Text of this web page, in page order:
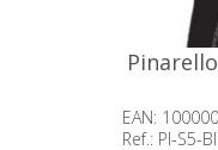
EAN:
Ref.: PI-S5-